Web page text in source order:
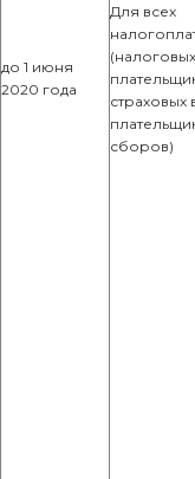
до 1 июня
2020 года
Для всех
страховых
сборов)